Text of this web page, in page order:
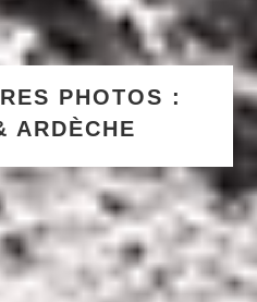
PHOTOS :
ARDÈCHE